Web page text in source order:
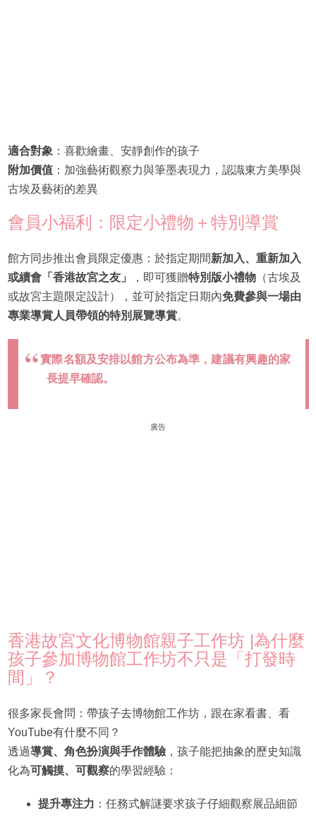
適合對象 ：喜歡繪畫、安靜創作的孩子
附加價值：加強藝術觀察力與筆墨表現力，認識東方美學與
古埃及藝術的差異
會員小福利：限定小禮物＋特別導賞
館方同步推出會員限定優惠：於指定期間新加入、重新加入
或續會「香港故宮之友」
，即可獲贈特別版小禮物（古埃及
或故宮主題限定設計），並可於指定日期內免費參與一場由
專業導賞人員帶領的特別展覽導賞。
實際名額及安排以館方公布為準，建議有興趣的家
長提早確認。
廣告
香港故宮文化博物館親子工作坊 |為什麼
孩子參加博物館工作坊不只是「打發時
間」？
很多家長會問：帶孩子去博物館工作坊，跟在家看書、看
YouTube有什麼不同？
透過導賞、角色扮演與手作體驗，孩子能把抽象的歷史知識
化為可觸摸、可觀察的學習經驗：
提升專注力 ：任務式解謎要求孩子仔細觀察展品細節